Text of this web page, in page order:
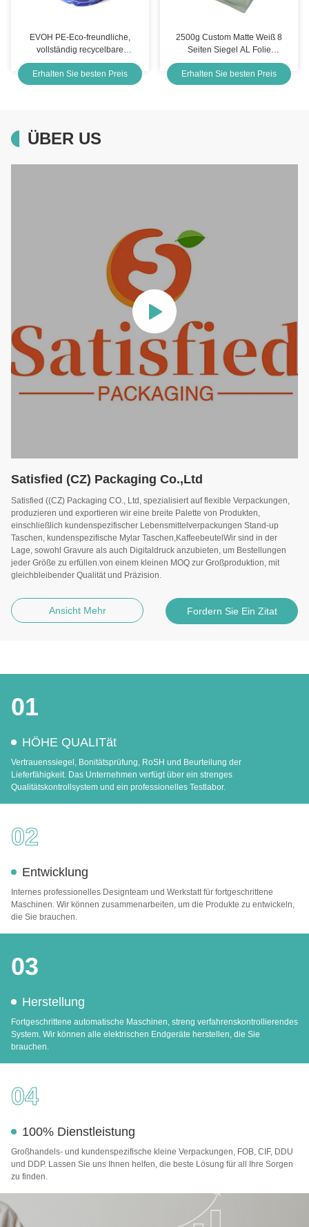
EVOH PE-Eco-freundliche,
vollständig recycelbare
Stehbeutel mit Ziplock für
Waschmittel
Erhalten Sie besten Preis
2500g Custom Matte Weiß 8
Seiten Siegel AL Folie
Beschichtet Quadratkasten
Boden Haustierfutter
Verpackungstüten mit leicht
Erhalten Sie besten Preis
ÜBER US
Satisfied (CZ) Packaging Co.,Ltd
Satisfied ((CZ) Packaging CO., Ltd, spezialisiert auf flexible Verpackungen,
produzieren und exportieren wir eine breite Palette von Produkten,
einschließlich kundenspezifischer Lebensmittelverpackungen Stand-up
Taschen, kundenspezifische Mylar Taschen,KaffeebeutelWir sind in der
Lage, sowohl Gravure als auch Digitaldruck anzubieten, um Bestellungen
jeder Größe zu erfüllen.von einem kleinen MOQ zur Großproduktion, mit
gleichbleibender Qualität und Präzision.
Ansicht Mehr Fordern Sie Ein Zitat
01
HÖHE QUALITät
Vertrauenssiegel, Bonitätsprüfung, RoSH und Beurteilung der
Lieferfähigkeit. Das Unternehmen verfügt über ein strenges
Qualitätskontrollsystem und ein professionelles Testlabor.
02
Entwicklung
Internes professionelles Designteam und Werkstatt für fortgeschrittene
Maschinen. Wir können zusammenarbeiten, um die Produkte zu entwickeln,
die Sie brauchen.
03
Herstellung
Fortgeschrittene automatische Maschinen, streng verfahrenskontrollierendes
System. Wir können alle elektrischen Endgeräte herstellen, die Sie
brauchen.
04
100% Dienstleistung
Großhandels- und kundenspezifische kleine Verpackungen, FOB, CIF, DDU
und DDP. Lassen Sie uns Ihnen helfen, die beste Lösung für all Ihre Sorgen
zu finden.